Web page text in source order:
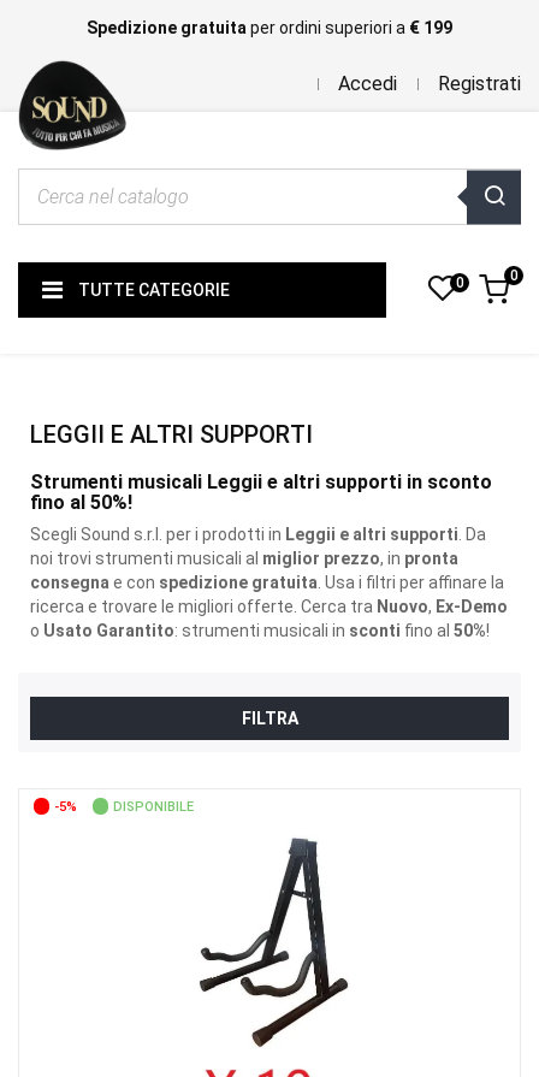
Spedizione gratuita per ordini superiori a € 199
Accedi Registrati
TUTTE CATEGORIE 0 0
LEGGII E ALTRI SUPPORTI
Strumenti musicali Leggii e altri supporti in sconto
fino al 50%!
Scegli Sound s.r.l. per i prodotti in Leggii e altri supporti . Da
noi trovi strumenti musicali al miglior prezzo, in pronta
consegna e con spedizione gratuita . Usa i filtri per affinare la
ricerca e trovare le migliori offerte. Cerca tra Nuovo, Ex-Demo
o Usato Garantito: strumenti musicali in sconti fino al 50%!
FILTRA
-5% DISPONIBILE